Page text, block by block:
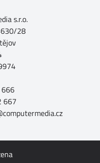
s.r.o.
28
666
667